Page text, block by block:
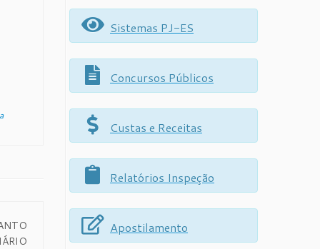
O
do
Sistemas PJ-ES
Concursos Públicos
Custas e Receitas
Relatórios Inspeção
Apostilamento